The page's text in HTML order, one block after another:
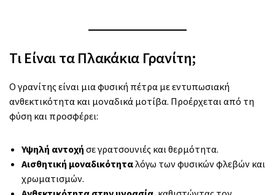
Τι Είναι τα Πλακάκια Γρανίτη;
Ο γρανίτης είναι μια φυσική πέτρα με εντυπωσιακή
ανθεκτικότητα και μοναδικά μοτίβα. Προέρχεται από τη
φύση και προσφέρει:
Υψηλή αντοχή σε γρατσουνιές και θερμότητα.
Αισθητική μοναδικότηταλόγω των φυσικών φλεβών και
χρωματισμών.